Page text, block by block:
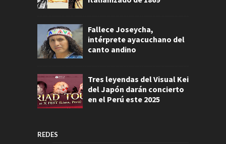
Fallece Joseycha,
intérprete ayacuchano del
canto andino
Tres leyendas del Visual Kei
del Japón darán concierto
en el Perú este 2025
REDES